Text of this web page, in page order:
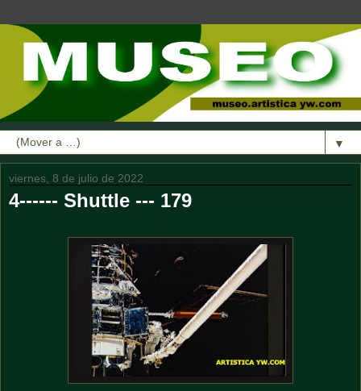
▼
viernes, 8 de julio de 2022
4------ Shuttle --- 179